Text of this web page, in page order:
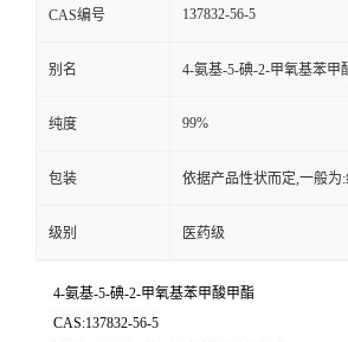
CAS编号 137832-56-5
别名 4-氨基-5-碘-2-甲氧基苯甲
纯度 99%
包装 依据产品性状而定,一般为
级别 医药级
4-氨基-5-碘-2-甲氧基苯甲酸甲酯
CAS:137832-56-5